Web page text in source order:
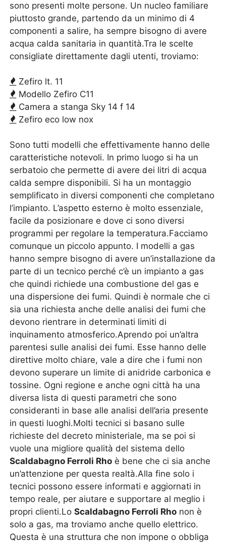
sono presenti molte persone. Un nucleo familiare
piuttosto grande, partendo da un minimo di 4
componenti a salire, ha sempre bisogno di avere
acqua calda sanitaria in quantità.Tra le scelte
consigliate direttamente dagli utenti, troviamo:
Zefiro lt. 11
Modello Zefiro C11
Camera a stanga Sky 14 f 14
Zefiro eco low nox
Sono tutti modelli che effettivamente hanno delle
caratteristiche notevoli. In primo luogo si ha un
serbatoio che permette di avere dei litri di acqua
calda sempre disponibili. Si ha un montaggio
semplificato in diversi componenti che completano
l’impianto. L’aspetto esterno è molto essenziale,
facile da posizionare e dove ci sono diversi
programmi per regolare la temperatura.Facciamo
comunque un piccolo appunto. I modelli a gas
hanno sempre bisogno di avere un’installazione da
parte di un tecnico perché c’è un impianto a gas
che quindi richiede una combustione del gas e
una dispersione dei fumi. Quindi è normale che ci
sia una richiesta anche delle analisi dei fumi che
devono rientrare in determinati limiti di
inquinamento atmosferico.Aprendo poi un’altra
parentesi sulle analisi dei fumi. Esse hanno delle
direttive molto chiare, vale a dire che i fumi non
devono superare un limite di anidride carbonica e
tossine. Ogni regione e anche ogni città ha una
diversa lista di questi parametri che sono
consideranti in base alle analisi dell’aria presente
in questi luoghi.Molti tecnici si basano sulle
richieste del decreto ministeriale, ma se poi si
vuole una migliore qualità del sistema dello
Scaldabagno Ferroli Rho è bene che ci sia anche
un’attenzione per questa realtà.Alla fine solo i
tecnici possono essere informati e aggiornati in
tempo reale, per aiutare e supportare al meglio i
propri clienti.LoScaldabagno Ferroli Rho non è
solo a gas, ma troviamo anche quello elettrico.
Questa è una struttura che non impone o obbliga